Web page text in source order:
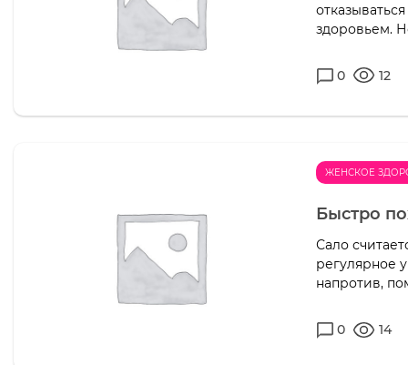
здоровьем.
0 12
ЖЕНСКОЕ
Быстро
Сало
регулярное
напротив,
0 14